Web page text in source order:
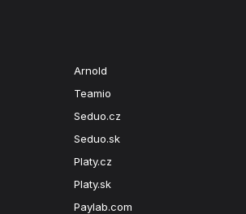
Arnold
Teamio
Seduo.cz
Seduo.sk
Platy.cz
Platy.sk
Paylab.com